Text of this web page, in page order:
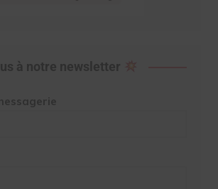
à notre newsletter